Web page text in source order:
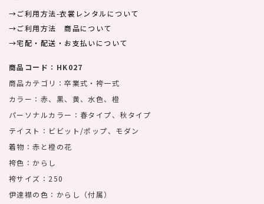
→ご利用方法-⾐裳レンタルについて
→ご利用方法 商品について
→宅配・配送・お支払いについて
商品コード：HK027
商品カテゴリ：卒業式・袴一式
カラー：赤、黒、黄、水色、橙
パーソナルカラー：春タイプ、秋タイプ
テイスト：ビビット/ポップ、モダン
着物：赤と橙の花
袴色：からし
袴サイズ：250
伊達襟の色：からし（付属）